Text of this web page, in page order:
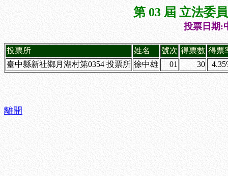
第 03 屆 立法委
投票日期:
投票所 姓名 號次 得票數 得票
臺中縣新社鄉月湖村第0354 投票所 徐中雄 01 30
離開